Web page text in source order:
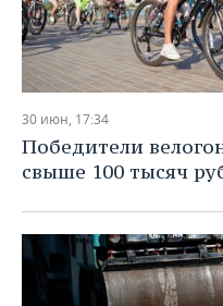
30 июн, 17:34
Победители
свыше 100 тысяч